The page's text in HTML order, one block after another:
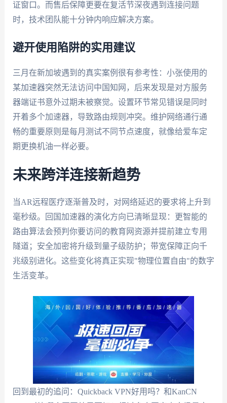
证窗口。而售后保障更要在复活节深夜遇到连接问题
时，技术团队能十分钟内响应解决方案。
避开使用陷阱的实用建议
三月在新加坡遇到的真实案例很有参考性：小张使用的
某加速器突然无法访问中国知网，后来发现是对方服务
器端证书意外过期未被察觉。设置环节常见错误是同时
开着多个加速器，导致路由规则冲突。维护网络通行通
畅的重要原则是每月测试不同节点速度，就像给爱车定
期更换机油一样必要。
未来跨洋连接新趋势
当AR远程医疗逐渐普及时，对网络延迟的要求将上升到
毫秒级。回国加速器的演化方向已清晰显现：更智能的
路由算法会预判你要访问的教育网资源并提前建立专用
隧道；安全加密将升级到量子级防护；带宽保障正向千
兆级别进化。这些变化将真正实现"物理位置自由"的数字
生活变革。
回到最初的追问：Quickback VPN好用吗？和KanCN